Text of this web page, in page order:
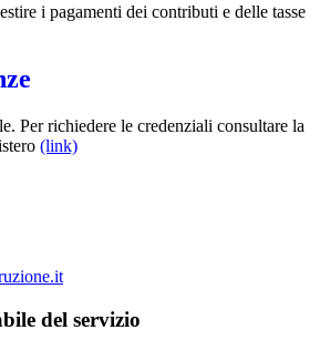
i pagamenti dei contributi e delle tasse
Per richiedere le credenziali consultare la
(link)
del servizio